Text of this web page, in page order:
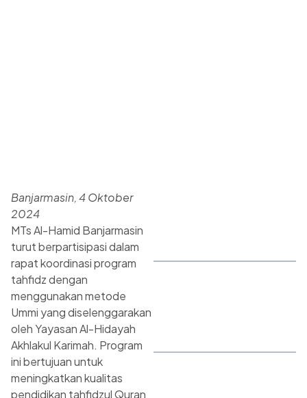
Banjarmasin, 4 Oktober
2024
MTs Al-Hamid Banjarmasin
turut berpartisipasi dalam
rapat koordinasi program
tahfidz dengan
menggunakan metode
Ummi yang diselenggarakan
oleh Yayasan Al-Hidayah
Akhlakul Karimah. Program
ini bertujuan untuk
meningkatkan kualitas
pendidikan tahfidzul Quran